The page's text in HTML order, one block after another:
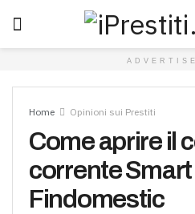
Home Opinioni sui Prestiti
Come aprire il
corrente Smart
Findomestic